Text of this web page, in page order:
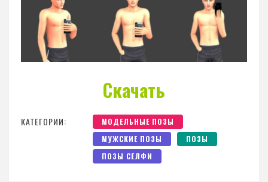
Скачать
КАТЕГОРИИ:
МОДЕЛЬНЫЕ ПОЗЫ
МУЖСКИЕ ПОЗЫ
ПОЗЫ
ПОЗЫ СЕЛФИ